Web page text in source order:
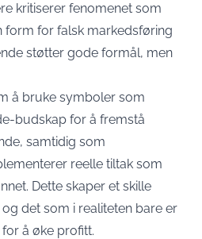
kritiserer fenomenet som
form for falsk markedsføring
støtter gode formål, men
å bruke symboler som
budskap for å fremstå
samtidig som
reelle tiltak som
Dette skaper et skille
det som i realiteten bare er
å øke profitt.